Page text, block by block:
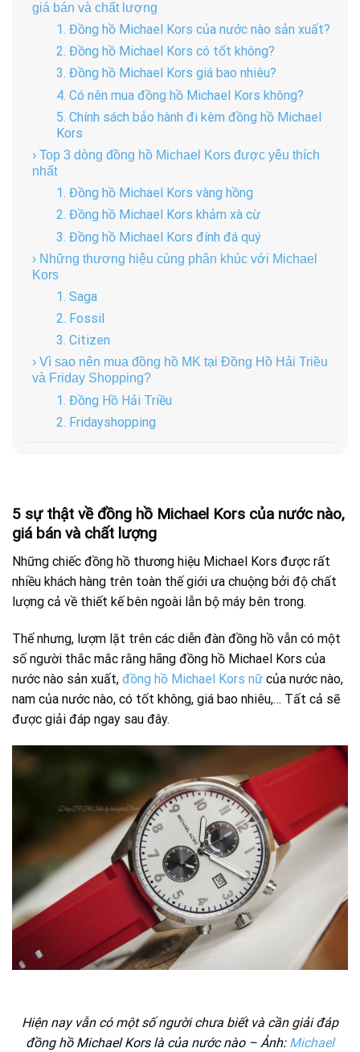
giá bán và chất lượng
1. Đồng hồ Michael Kors của nước nào sản xuất?
2. Đồng hồ Michael Kors có tốt không?
3. Đồng hồ Michael Kors giá bao nhiêu?
4. Có nên mua đồng hồ Michael Kors không?
5. Chính sách bảo hành đi kèm đồng hồ Michael
Kors
› Top 3 dòng đồng hồ Michael Kors được yêu thích
nhất
1. Đồng hồ Michael Kors vàng hồng
2. Đồng hồ Michael Kors khảm xà cừ
3. Đồng hồ Michael Kors đính đá quý
› Những thương hiệu cùng phân khúc với Michael
Kors
1. Saga
2. Fossil
3. Citizen
› Vì sao nên mua đồng hồ MK tại Đồng Hồ Hải Triều
và Friday Shopping?
1. Đồng Hồ Hải Triều
2. Fridayshopping
5 sự thật về đồng hồ Michael Kors của nước nào,
giá bán và chất lượng
Những chiếc đồng hồ thương hiệu Michael Kors được rất
nhiều khách hàng trên toàn thế giới ưa chuộng bởi độ chất
lượng cả về thiết kế bên ngoài lẫn bộ máy bên trong.
Thế nhưng, lượm lặt trên các diễn đàn đồng hồ vẫn có một
số người thắc mắc rằng hãng đồng hồ Michael Kors của
nước nào sản xuất, đồng hồ Michael Kors nữ của nước nào,
nam của nước nào, có tốt không, giá bao nhiêu,… Tất cả sẽ
được giải đáp ngay sau đây.
Hiện nay vẫn có một số người chưa biết và cần giải đáp
đồng hồ Michael Kors là của nước nào – Ảnh: Michael